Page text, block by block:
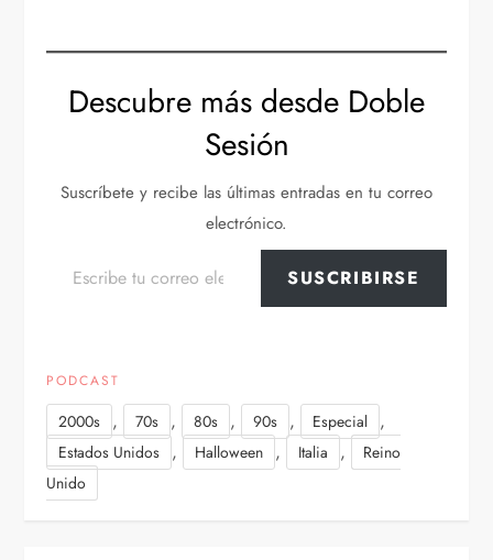
Descubre más desde Doble
Sesión
Suscríbete y recibe las últimas entradas en tu correo
electrónico.
SUSCRIBIRSE
PODCAST
2000s , 70s , 80s , 90s , Especial ,
Estados Unidos , Halloween , Italia ,
Reino
Unido